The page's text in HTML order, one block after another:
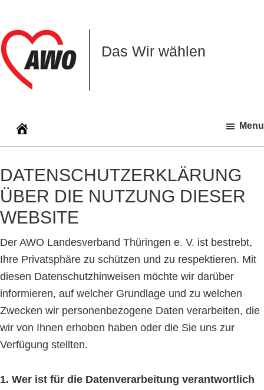
springen
springen
springen
Das Wir wählen
Menu
DATENSCHUTZERKLÄRUNG
ÜBER DIE NUTZUNG DIESER
WEBSITE
Der AWO Landesverband Thüringen e. V. ist bestrebt,
Ihre Privatsphäre zu schützen und zu respektieren. Mit
diesen Datenschutzhinweisen möchte wir darüber
informieren, auf welcher Grundlage und zu welchen
Zwecken wir personenbezogene Daten verarbeiten, die
wir von Ihnen erhoben haben oder die Sie uns zur
Verfügung stellten.
1. Wer ist für die Datenverarbeitung verantwortlich